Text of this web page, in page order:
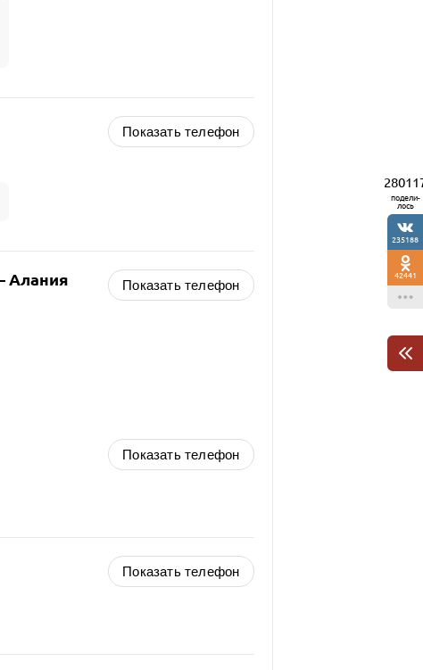
Показать телефон
Алания Показать телефон
Показать телефон
Показать телефон
подели-
лось
235188
42441